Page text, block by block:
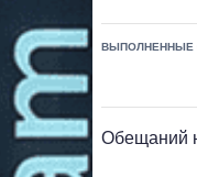
ВЫПОЛНЕННЫЕ
Обещаний